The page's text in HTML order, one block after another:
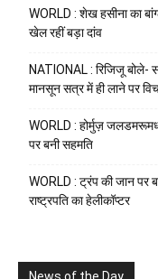
WORLD : शेख हसीना का
खेल रहीं बड़ा दांव
NATIONAL : रिजिजू बोले-
मानसून सत्र में ही लाने पर
WORLD : होर्मुज़
पर बनी सहमति
WORLD : ट्रंप की जान पर
राष्ट्रपति का हेलीकॉप्टर
News of the Day